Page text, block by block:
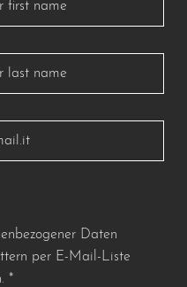
Daten
per E-Mail-Liste
*